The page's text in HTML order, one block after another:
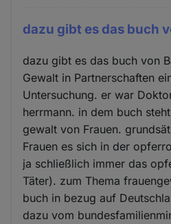
dazu gibt es das buch
dazu gibt es das buch von
Gewalt in Partnerschaften
Untersuchung. er war
herrmann. in dem buch
gewalt von Frauen.
Frauen es sich in der
ja schließlich immer das
Täter). zum Thema
buch in bezug auf
dazu vom